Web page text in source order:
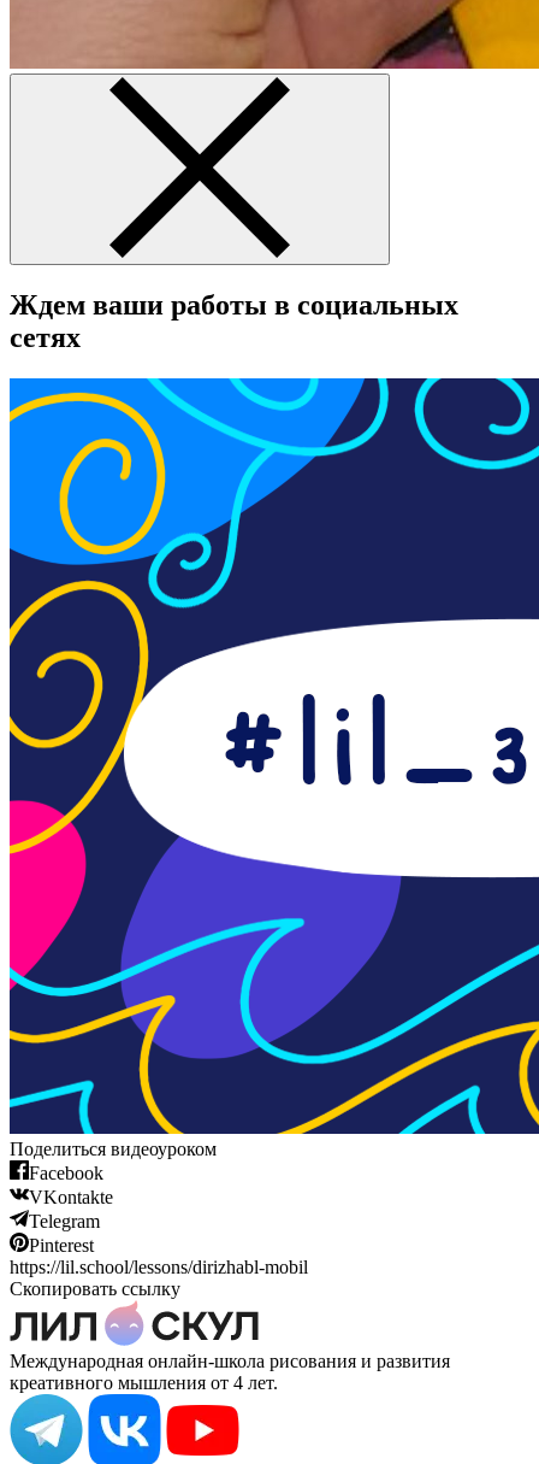
Ждем ваши работы в социальных
сетях
Поделиться видеоуроком
Facebook
VKontakte
Telegram
Pinterest
https://lil.school/lessons/dirizhabl-mobil
Скопировать ссылку
Международная онлайн-школа рисования и развития
креативного мышления от 4 лет.